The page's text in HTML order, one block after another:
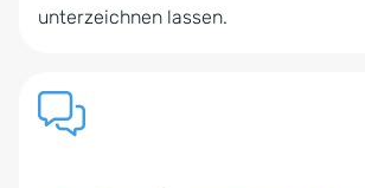
unterzeichnen lassen.